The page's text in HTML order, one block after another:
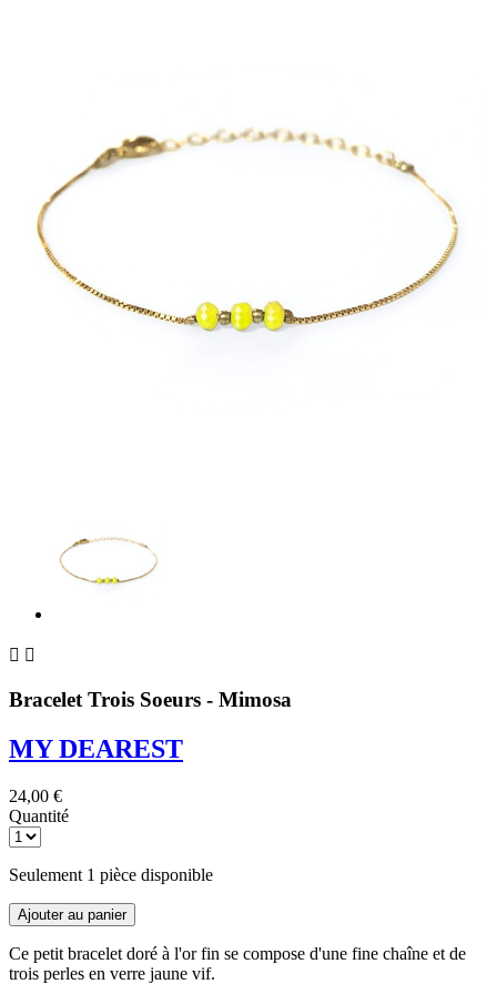
 
Bracelet Trois Soeurs - Mimosa
MY DEAREST
24,00 €
Quantité
Seulement 1 pièce disponible
Ajouter au panier
Ce petit bracelet doré à l'or fin se compose d'une fine chaîne et de
trois perles en verre jaune vif.